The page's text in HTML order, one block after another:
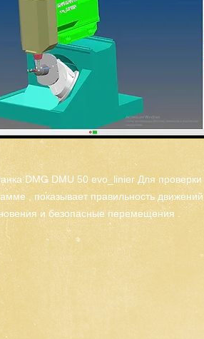
DMG DMU 50 evo_linier Для проверки
, показывает правильность движений
и безопасные перемещения .